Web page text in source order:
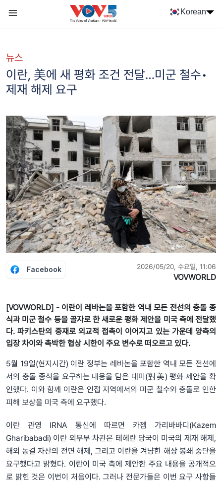
Korean
뉴스
이란, 美에 새 평화 조건 전달…미군 철수•
제재 해제 요구
Facebook 2026/05/20, 수요일, 11:06
VOVWORLD
[VOVWORLD] - 이란이 레바논을 포함한 역내 모든 전선의 충돌 종
식과 미군 철수 등을 골자로 한 새로운 평화 제안을 미국 측에 전달했
다. 파키스탄의 중재로 외교적 접촉이 이어지고 있는 가운데 양측의
입장 차이와 촉박한 협상 시한이 주요 변수로 떠오르고 있다.
5월 19일(현지시간) 이란 정부는 레바논을 포함한 역내 모든 전선에
서의 충돌 종식을 요구하는 내용을 담은 대미(對美) 평화 제안을 확
인했다. 이와 함께 이란은 인접 지역에서의 미군 철수와 충돌로 인한
피해 보상을 미국 측에 요구했다.
이란 관영 IRNA 통신에 따르면 카젬 가리바바디(Kazem
Gharibabadi) 이란 외무부 차관은 테헤란 당국이 미국의 제재 해제,
해외 동결 자산의 전면 해제, 그리고 이란을 겨냥한 해상 봉쇄 중단을
요구했다고 밝혔다. 이란이 미국 측에 제안한 주요 내용을 공개적으
로 밝힌 것은 이번이 처음이다. 그러나 전문가들은 이번 요구 사항들